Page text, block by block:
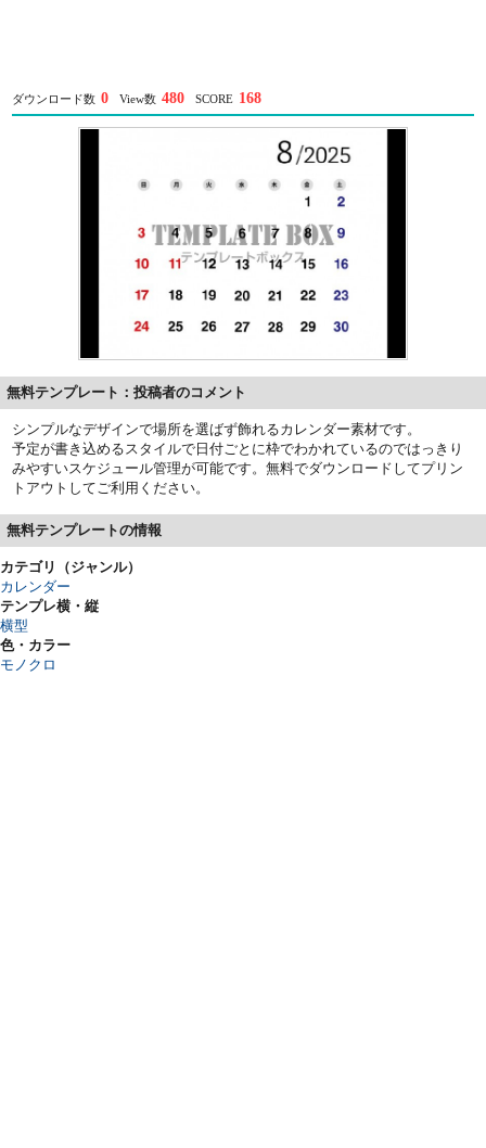
ダウンロード数 0 View数 480 SCORE 168
無料テンプレート：投稿者のコメント
シンプルなデザインで場所を選ばず飾れるカレンダー素材です。
予定が書き込めるスタイルで日付ごとに枠でわかれているのではっきり
みやすいスケジュール管理が可能です。無料でダウンロードしてプリン
トアウトしてご利用ください。
無料テンプレートの情報
カテゴリ（ジャンル）
カレンダー
テンプレ横・縦
横型
色・カラー
モノクロ